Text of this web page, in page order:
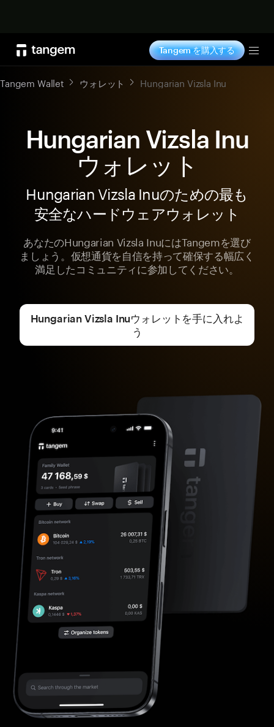
Tangem を購入する
Tangem Wallet ウォレット Hungarian Vizsla Inu
Hungarian Vizsla Inu
ウォレット
Hungarian Vizsla Inuのための最も
安全なハードウェアウォレット
あなたのHungarian Vizsla InuにはTangemを選び
ましょう。仮想通貨を自信を持って確保する幅広く
満足したコミュニティに参加してください。
Hungarian Vizsla Inuウォレットを手に入れよ
う